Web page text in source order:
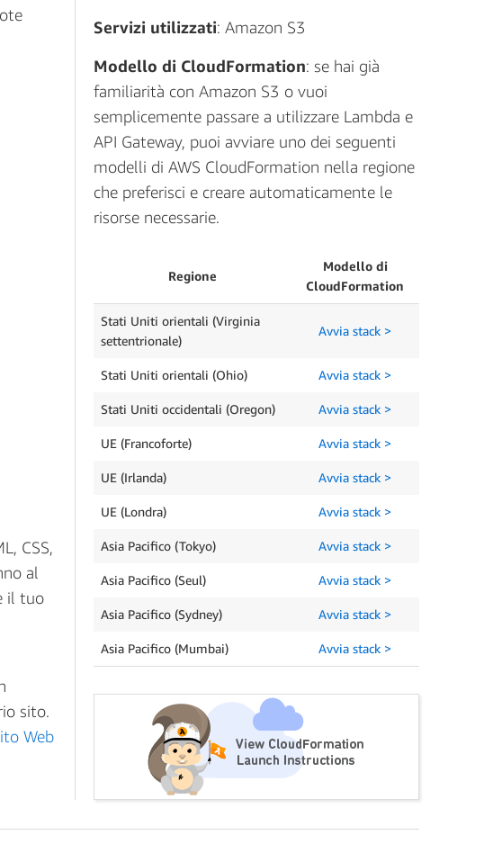
CSS,
al
il tuo
sito.
Web
Servizi utilizzati: Amazon S3
Modello di CloudFormation: se hai già
familiarità con Amazon S3 o vuoi
semplicemente passare a utilizzare Lambda e
API Gateway, puoi avviare uno dei seguenti
modelli di AWS CloudFormation nella regione
che preferisci e creare automaticamente le
risorse necessarie.
Regione
Modello di
CloudFormation
Stati Uniti orientali (Virginia
settentrionale)
Avvia stack >
Stati Uniti orientali (Ohio) Avvia stack >
Stati Uniti occidentali (Oregon) Avvia stack >
UE (Francoforte) Avvia stack >
UE (Irlanda) Avvia stack >
UE (Londra) Avvia stack >
Asia Pacifico (Tokyo) Avvia stack >
Asia Pacifico (Seul) Avvia stack >
Asia Pacifico (Sydney) Avvia stack >
Asia Pacifico (Mumbai) Avvia stack >